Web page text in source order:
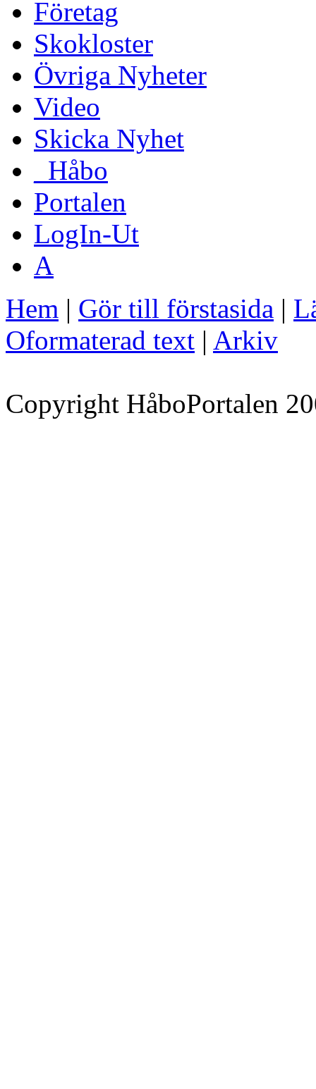
Företag
Skokloster
Övriga Nyheter
Video
Skicka Nyhet
_Håbo
Portalen
LogIn-Ut
A
Hem | Gör till förstasida |
Oformaterad text | Arkiv
Copyright HåboPortalen